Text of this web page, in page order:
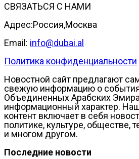
СВЯЗАТЬСЯ С НАМИ
Адрес:Россия,Москва
Email: info@dubai.al
Политика конфиденциальности
Новостной сайт предлагают
свежую информацию о
Объединенных Арабских
информационный характер.
контент включает в себя
политике, культуре, обществе,
и многом другом.
Последние новости